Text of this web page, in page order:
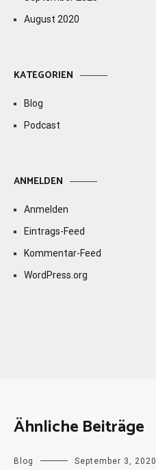
August 2020
KATEGORIEN
Blog
Podcast
ANMELDEN
Anmelden
Eintrags-Feed
Kommentar-Feed
WordPress.org
Ähnliche Beiträge
Blog September 3, 2020